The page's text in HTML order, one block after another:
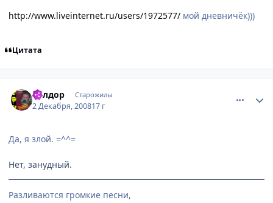
http://www.liveinternet.ru/users/1972577/ мой дневничёк)))
Цитата
Гилдор Старожилы
2 Декабря, 200817 г
Да, я злой. =^^=
Нет, занудный.
Разливаются громкие песни,